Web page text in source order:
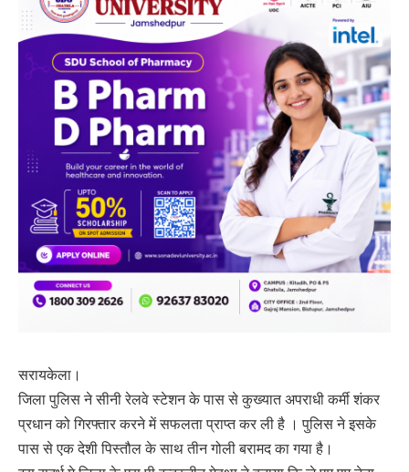
सरायकेला।
जिला पुलिस ने सीनी रेलवे स्टेशन के पास से कुख्यात अपराधी कर्मी शंकर
प्रधान को गिरफ्तार करने में सफलता प्राप्त कर ली है । पुलिस ने इसके
पास से एक देशी पिस्तौल के साथ तीन गोली बरामद का गया है।